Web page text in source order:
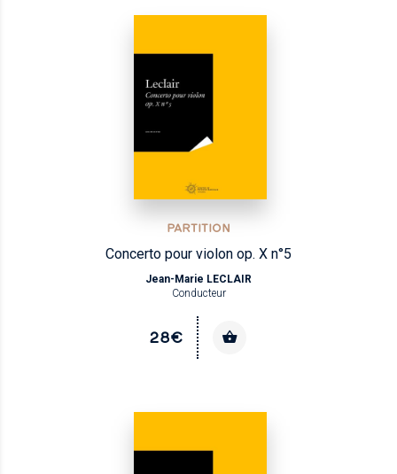
PARTITION
Concerto pour violon op. X n°5
Jean-Marie LECLAIR
Conducteur
28€